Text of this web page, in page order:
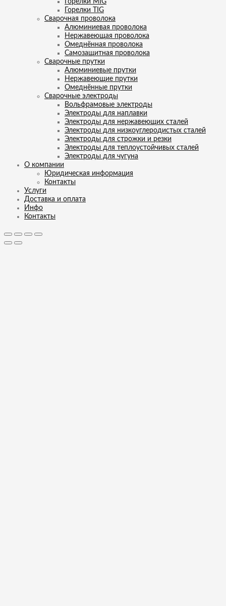
Горелки MIG
Горелки TIG
Сварочная проволока
Алюминиевая проволока
Нержавеющая проволока
Омеднённая проволока
Самозащитная проволока
Сварочные прутки
Алюминиевые прутки
Нержавеющие прутки
Омеднённые прутки
Сварочные электроды
Вольфрамовые электроды
Электроды для наплавки
Электроды для нержавеющих сталей
Электроды для низкоуглеродистых сталей
Электроды для строжки и резки
Электроды для теплоустойчивых сталей
Электроды для чугуна
О компании
Юридическая информация
Контакты
Услуги
Доставка и оплата
Инфо
Контакты